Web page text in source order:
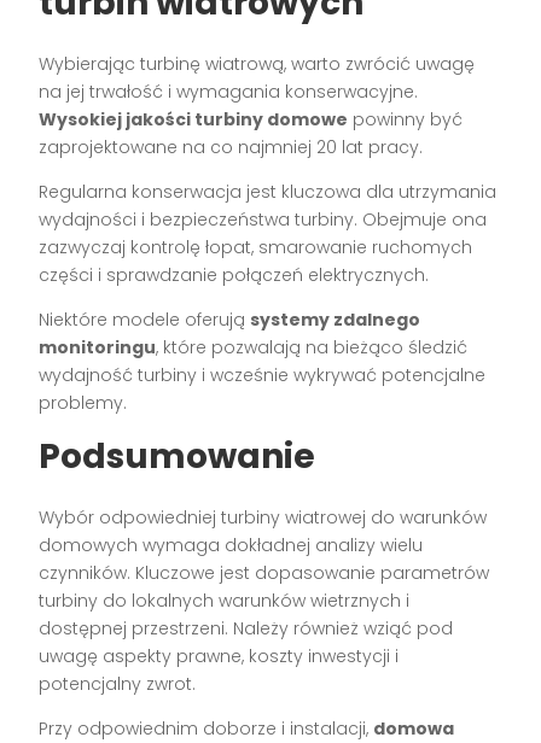
Wybierając turbinę wiatrową, warto zwrócić uwagę
na jej trwałość i wymagania konserwacyjne.
Wysokiej jakości turbiny domowe powinny być
zaprojektowane na co najmniej 20 lat pracy.
Regularna konserwacja jest kluczowa dla utrzymania
wydajności i bezpieczeństwa turbiny. Obejmuje ona
zazwyczaj kontrolę łopat, smarowanie ruchomych
części i sprawdzanie połączeń elektrycznych.
Niektóre modele oferują systemy zdalnego
monitoringu, które pozwalają na bieżąco śledzić
wydajność turbiny i wcześnie wykrywać potencjalne
problemy.
Podsumowanie
Wybór odpowiedniej turbiny wiatrowej do warunków
domowych wymaga dokładnej analizy wielu
czynników. Kluczowe jest dopasowanie parametrów
turbiny do lokalnych warunków wietrznych i
dostępnej przestrzeni. Należy również wziąć pod
uwagę aspekty prawne, koszty inwestycji i
potencjalny zwrot.
Przy odpowiednim doborze i instalacji, domowa